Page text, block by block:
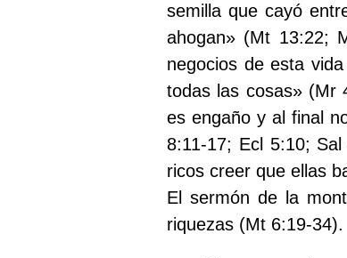
semilla que cayó
ahogan» (Mt 13:22;
negocios de esta
todas las cosas» (Mr
es engaño y al final
8:11-17; Ecl 5:10;
ricos creer que ellas
El sermón de la
riquezas (Mt 6:19-